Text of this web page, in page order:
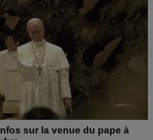
sur la venue du pape à